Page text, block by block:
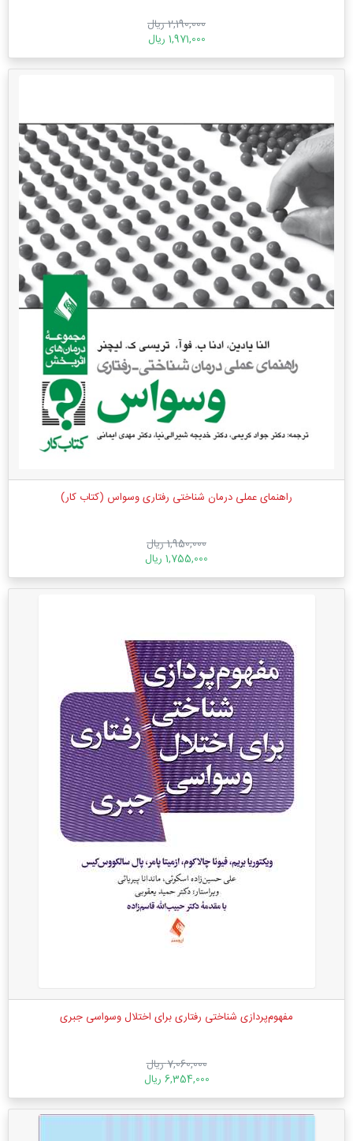
2,190,000 ریال
1,971,000 ریال
راهنمای عملی درمان شناختی رفتاری وسواس (کتاب کار)
1,950,000 ریال
1,755,000 ریال
مفهوم‌پردازی شناختی رفتاری برای اختلال وسواسی جبری
7,060,000 ریال
6,354,000 ریال